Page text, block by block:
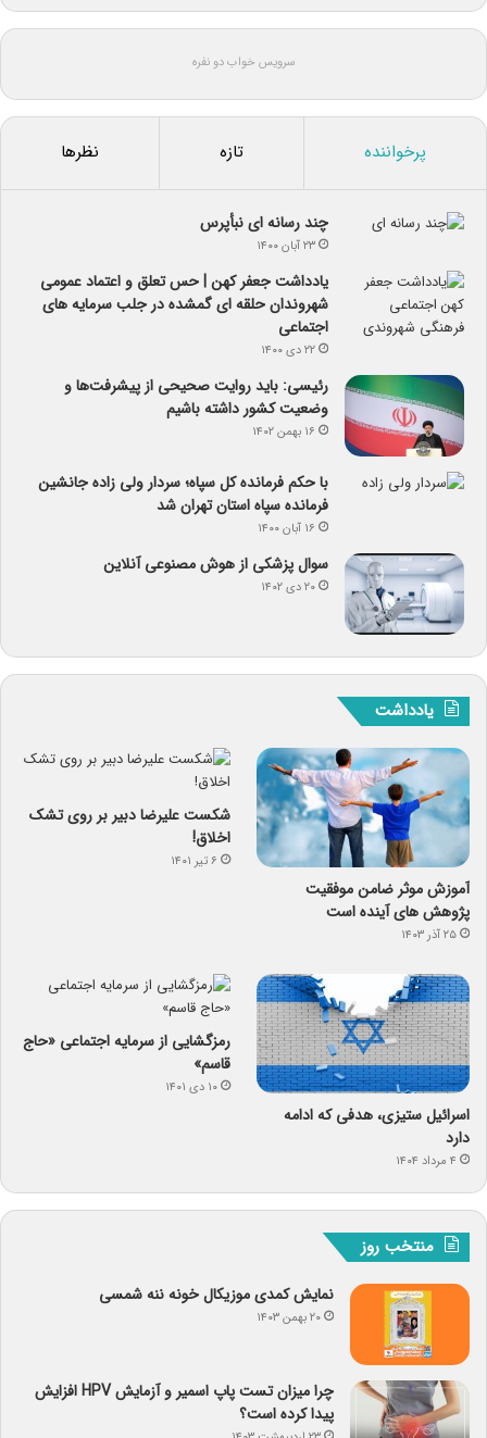
سرویس خواب دو نفره
پرخواننده تازه نظرها
چند رسانه ای نبأپرس
۲۳ آبان ۱۴۰۰
یادداشت جعفر کهن | حس تعلق و اعتماد عمومی
شهروندان حلقه ای گمشده در جلب سرمایه های
اجتماعی
۲۲ دی ۱۴۰۰
رئیسی: باید روایت صحیحی از پیشرفت‌ها و
وضعیت کشور داشته باشیم
۱۶ بهمن ۱۴۰۲
با حکم فرمانده کل سپاه؛ سردار ولی زاده جانشین
فرمانده سپاه استان تهران شد
۱۶ آبان ۱۴۰۰
سوال پزشکی از هوش مصنوعی آنلاین
۲۰ دی ۱۴۰۲
یادداشت
آموزش موثر ضامن موفقیت
پژوهش های آینده است
۲۵ آذر ۱۴۰۳
شکست علیرضا دبیر بر روی تشک
اخلاق!
۶ تیر ۱۴۰۱
اسرائیل ستیزی، هدفی که ادامه
دارد
۴ مرداد ۱۴۰۴
رمزگشایی از سرمایه‌ اجتماعی «حاج
قاسم»
۱۰ دی ۱۴۰۱
منتخب روز
نمایش کمدی موزیکال خونه ننه شمسی
۲۰ بهمن ۱۴۰۳
چرا میزان تست پاپ اسمیر و آزمایش HPV افزایش
پیدا کرده است؟